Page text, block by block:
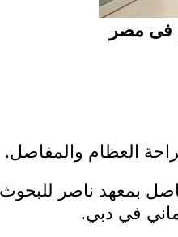
فى مصر
بمعهد ناصر للبحوث
في دبي.